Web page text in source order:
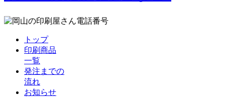
トップ
印刷商品
一覧
発注までの
流れ
お知らせ